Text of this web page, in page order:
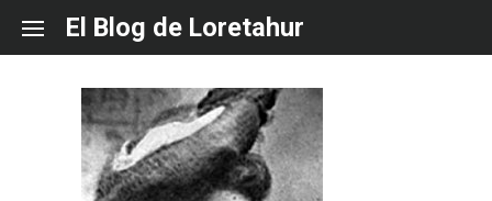
content
El Blog de Loretahur